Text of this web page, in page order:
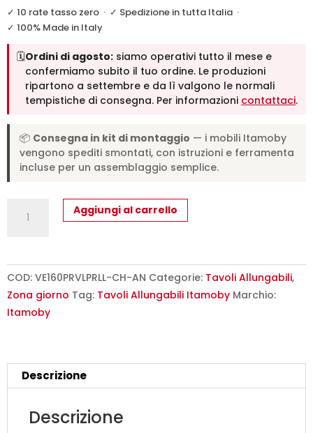
✓ 10 rate tasso zero · ✓ Spedizione in tutta Italia ·
✓ 100% Made in Italy
🗓️Ordini di agosto: siamo operativi tutto il mese e
confermiamo subito il tuo ordine. Le produzioni
ripartono a settembre e da lì valgono le normali
tempistiche di consegna. Per informazioni contattaci.
📦 Consegna in kit di montaggio — i mobili Itamoby
vengono spediti smontati, con istruzioni e ferramenta
incluse per un assemblaggio semplice.
allungabile
Volantis
Premium
cashmere
quantità
Aggiungi al carrello
COD: VE160PRVLPRLL-CH-AN Categorie: Tavoli Allungabili,
Zona giorno Tag: Tavoli Allungabili Itamoby Marchio:
Itamoby
Descrizione
Descrizione